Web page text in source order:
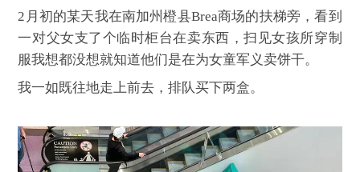
2月初的某天我在南加州橙县Brea商场的扶梯旁，看到
一对父女支了个临时柜台在卖东西，扫见女孩所穿制
服我想都没想就知道他们是在为女童军义卖饼干。
我一如既往地走上前去，排队买下两盒。